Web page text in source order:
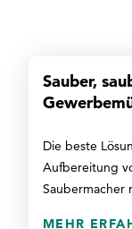
Sauber,
Die beste
Aufbereitung
Saubermacher
MEHR